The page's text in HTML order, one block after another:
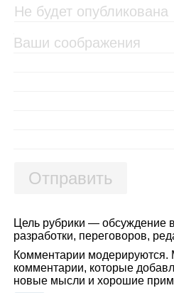
Отправить
Цель рубрики — обсуждение
разработки, переговоров,
Комментарии модерируются.
комментарии, которые
новые мысли и хорошие